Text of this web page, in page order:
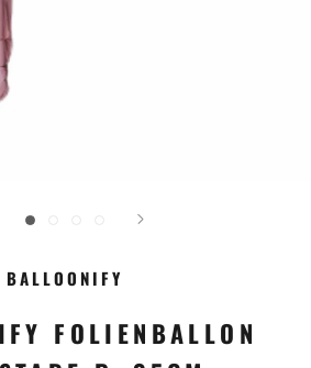
BALLOONIFY
FOLIENBALLON